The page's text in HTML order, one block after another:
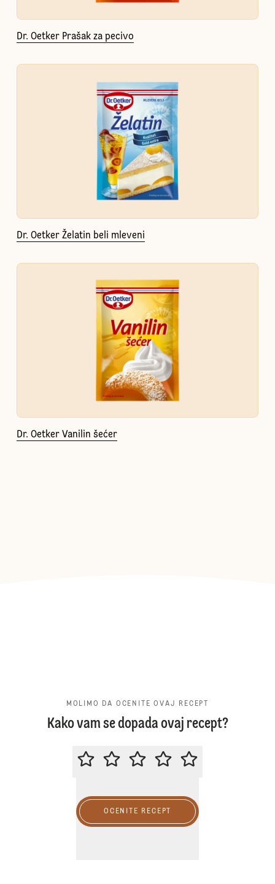
Dr. Oetker Prašak za pecivo
Dr. Oetker Želatin beli mleveni
Dr. Oetker Vanilin šećer
MOLIMO DA OCENITE OVAJ RECEPT
Kako vam se dopada ovaj recept?
MOLIMO DA OCENITE OVAJ
OCENITE RECEPT